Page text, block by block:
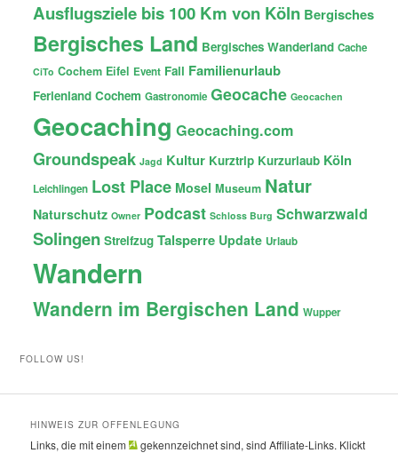
Ausflugsziele bis 100 Km von Köln Bergisches
Bergisches Land Bergisches Wanderland Cache
CiTo Cochem Eifel Event Fail Familienurlaub
Ferienland Cochem Gastronomie Geocache Geocachen
Geocaching Geocaching.com
Groundspeak Jagd Kultur Kurztrip Kurzurlaub Köln
Leichlingen Lost Place Mosel Museum Natur
Naturschutz Owner Podcast Schloss Burg Schwarzwald
Solingen Streifzug Talsperre Update Urlaub
Wandern
Wandern im Bergischen Land Wupper
FOLLOW US!
HINWEIS ZUR OFFENLEGUNG
Links, die mit einem gekennzeichnet sind, sind Affiliate-Links. Klickt